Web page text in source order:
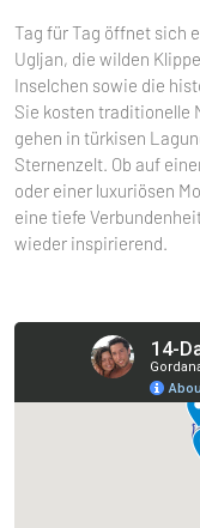
Tag für Tag öffnet sich
Ugljan, die wilden
Inselchen sowie die
Sie kosten traditionelle
gehen in türkisen
Sternenzelt. Ob auf
oder einer luxuriösen
eine tiefe
wieder inspirierend.